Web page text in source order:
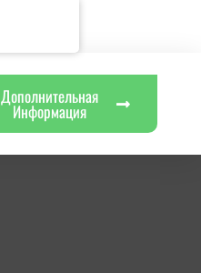
Дополнительная
Информация